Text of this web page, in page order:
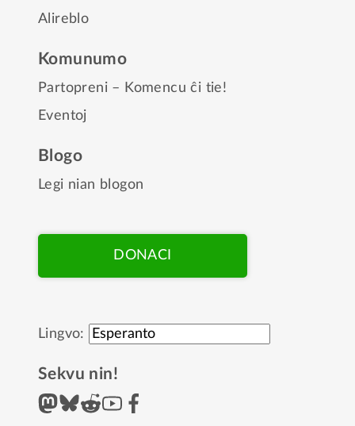
Alireblo
Komunumo
Partopreni – Komencu ĉi tie!
Eventoj
Blogo
Legi nian blogon
DONACI
Lingvo:
Sekvu nin!